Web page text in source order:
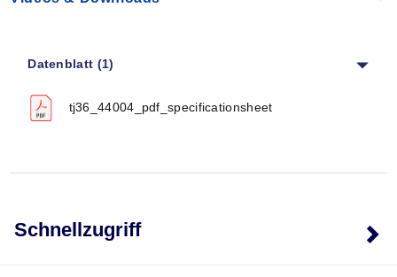
Datenblatt (1)
tj36_44004_pdf_specificationsheet
Schnellzugriff